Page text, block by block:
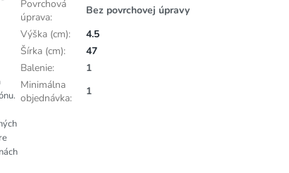
Povrchová
úprava:
Bez povrchovej úpravy
Výška (cm):
4.5
Šírka (cm):
47
Balenie:
1
Minimálna
objednávka:
1